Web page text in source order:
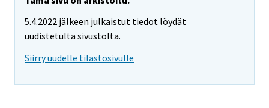
5.4.2022 jälkeen julkaistut tiedot löydät
uudistetulta sivustolta.
Siirry uudelle tilastosivulle